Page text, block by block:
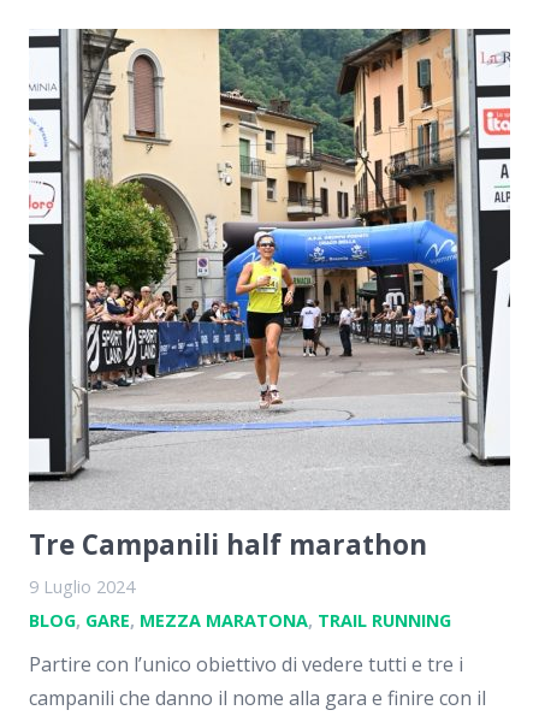
Tre Campanili half marathon
9 Luglio 2024
BLOG, GARE, MEZZA MARATONA, TRAIL RUNNING
Partire con l’unico obiettivo di vedere tutti e tre i
campanili che danno il nome alla gara e finire con il